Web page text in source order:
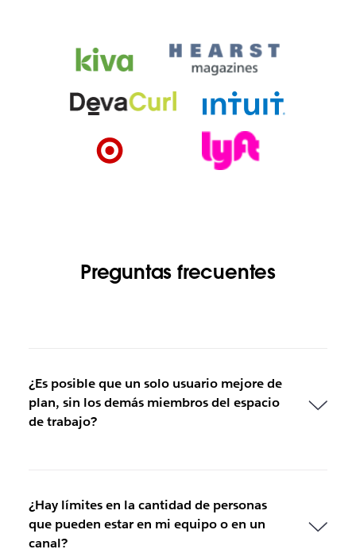
Preguntas frecuentes
¿Es posible que un solo usuario mejore de
plan, sin los demás miembros del espacio
de trabajo?
¿Hay límites en la cantidad de personas
que pueden estar en mi equipo o en un
canal?